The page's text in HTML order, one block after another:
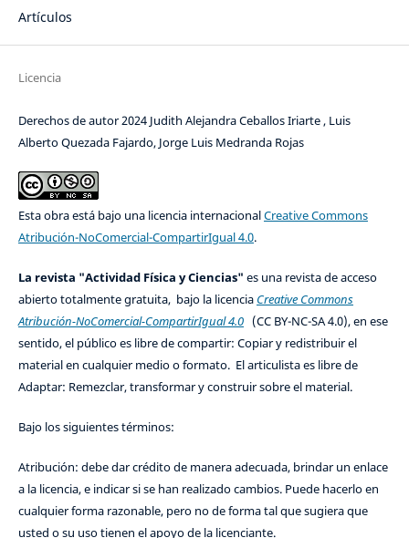
Artículos
Licencia
Derechos de autor 2024 Judith Alejandra Ceballos Iriarte , Luis
Alberto Quezada Fajardo, Jorge Luis Medranda Rojas
Esta obra está bajo una licencia internacionalCreative Commons
Atribución-NoComercial-CompartirIgual 4.0.
La revista "Actividad Física y Ciencias" es una revista de acceso
abierto totalmente gratuita, bajo la licencia Creative Commons
Atribución-NoComercial-CompartirIgual 4.0(CC BY-NC-SA 4.0), en ese
sentido, el público es libre de compartir: Copiar y redistribuir el
material en cualquier medio o formato. El articulista es libre de
Adaptar: Remezclar, transformar y construir sobre el material.
Bajo los siguientes términos:
Atribución: debe dar crédito de manera adecuada, brindar un enlace
a la licencia, e indicar si se han realizado cambios. Puede hacerlo en
cualquier forma razonable, pero no de forma tal que sugiera que
usted o su uso tienen el apoyo de la licenciante.